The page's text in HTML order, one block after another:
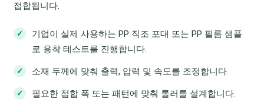
접합됩니다.
기업이 실제 사용하는 PP 직조 포대 또는 PP 필름 샘플
로 용착 테스트를 진행합니다.
소재 두께에 맞춰 출력, 압력 및 속도를 조정합니다.
필요한 접합 폭 또는 패턴에 맞춰 롤러를 설계합니다.